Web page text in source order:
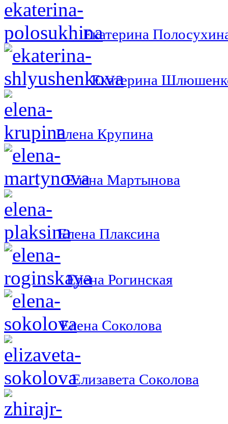
Екатерина
Екатерина
Елена Крупина
Елена Мартынова
Елена Плаксина
Елена Рогинская
Елена Соколова
Елизавета Соколова